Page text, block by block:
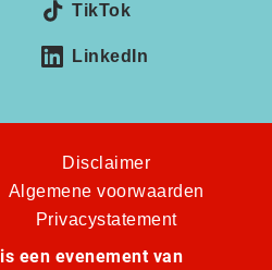
TikTok
LinkedIn
Disclaimer
Algemene voorwaarden
Privacystatement
een evenement van